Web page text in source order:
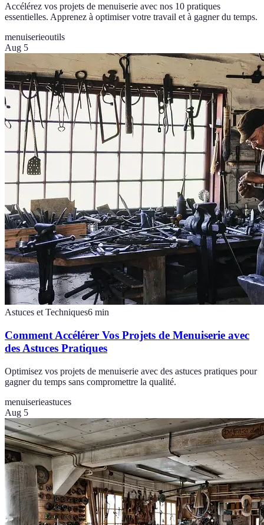
Accélérez vos projets de menuiserie avec nos 10 pratiques
essentielles. Apprenez à optimiser votre travail et à gagner du temps.
menuiserieoutils
Aug 5
Astuces et Techniques6 min
Comment Accélérer Vos Projets de Menuiserie avec
des Astuces Pratiques
Optimisez vos projets de menuiserie avec des astuces pratiques pour
gagner du temps sans compromettre la qualité.
menuiserieastuces
Aug 5